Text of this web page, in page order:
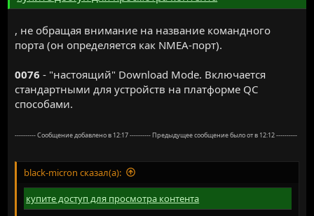
, не обращая внимание на название командного
порта (он определяется как NMEA-порт).
0076 - "настоящий" Download Mode. Включается
стандартными для устройств на платформе QC
способами.
---------- Сообщение добавлено в 12:17 ---------- Предыдущее сообщение было от в 12:12 ----------
black-micron сказал(а):
купите доступ для просмотра контента